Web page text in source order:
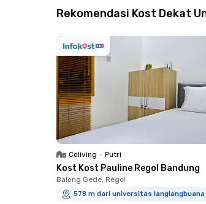
Rekomendasi Kost Dekat
Coliving • Putri
Kost Kost Pauline Regol Bandung
Balong Gede, Regol
578 m dari universitas langlangbuana